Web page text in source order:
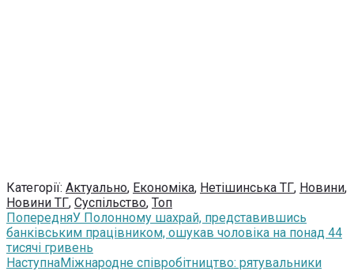
Категорії: Актуально, Економіка, Нетішинська ТГ, Новини,
Новини ТГ, Суспільство, Топ
ПопередняУ Полонному шахрай, представившись
банківським працівником, ошукав чоловіка на понад 44
тисячі гривень
НаступнаМіжнародне співробітництво: рятувальники